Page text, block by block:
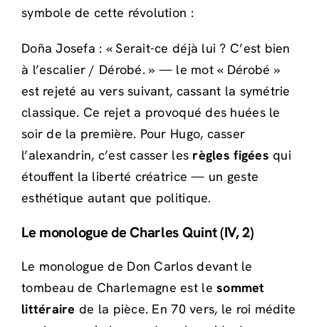
symbole de cette révolution :
Doña Josefa : « Serait-ce déjà lui ? C’est bien
à l’escalier / Dérobé. » — le mot « Dérobé »
est rejeté au vers suivant, cassant la symétrie
classique. Ce rejet a provoqué des huées le
soir de la première. Pour Hugo, casser
l’alexandrin, c’est casser les règles figées qui
étouffent la liberté créatrice — un geste
esthétique autant que politique.
Le monologue de Charles Quint (IV, 2)
Le monologue de Don Carlos devant le
tombeau de Charlemagne est lesommet
littéraire de la pièce. En 70 vers, le roi médite